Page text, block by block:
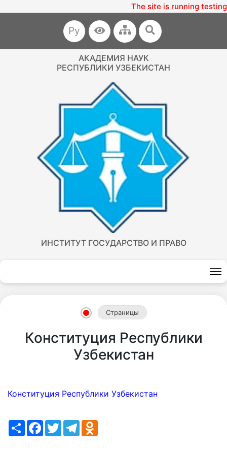
The site is running testing
Ру
АКАДЕМИЯ НАУК
РЕСПУБЛИКИ УЗБЕКИСТАН
ИНСТИТУТ ГОСУДАРСТВО И ПРАВО
Страницы
Конституция Республики
Узбекистан
Конституция Республики Узбекистан
ShareFacebook
TwitterTelegramOdnoklassniki
ru
dasd